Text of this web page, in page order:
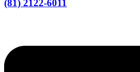
(81) 2122-6011